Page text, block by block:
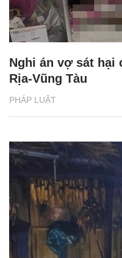
PHÁP LUẬT
Nghi án vợ sát hại
Rịa-Vũng Tàu